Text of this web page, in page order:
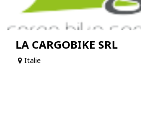
LA CARGOBIKE SRL
Italie